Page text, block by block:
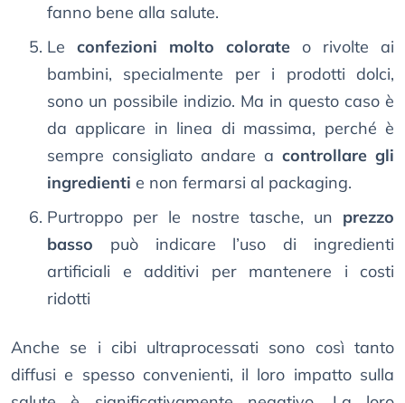
fanno bene alla salute.
Le confezioni molto colorate o rivolte ai
bambini, specialmente per i prodotti dolci,
sono un possibile indizio. Ma in questo caso è
da applicare in linea di massima, perché è
sempre consigliato andare a controllare gli
ingredienti e non fermarsi al packaging.
Purtroppo per le nostre tasche, un prezzo
basso può indicare l’uso di ingredienti
artificiali e additivi per mantenere i costi
ridotti
Anche se i cibi ultraprocessati sono così tanto
diffusi e spesso convenienti, il loro impatto sulla